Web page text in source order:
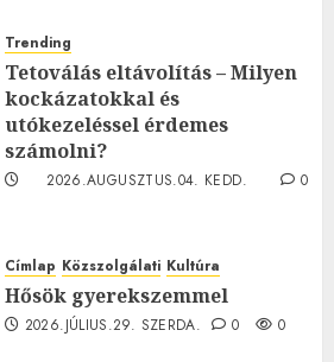
Trending
Tetoválás eltávolítás – Milyen
kockázatokkal és
utókezeléssel érdemes
számolni?
2026.AUGUSZTUS.04. KEDD.
0
Címlap Közszolgálati Kultúra
Hősök gyerekszemmel
2026.JÚLIUS.29. SZERDA. 0 0